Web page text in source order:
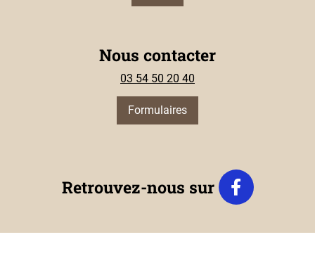
Nous contacter
03 54 50 20 40
Formulaires
Retrouvez-nous sur